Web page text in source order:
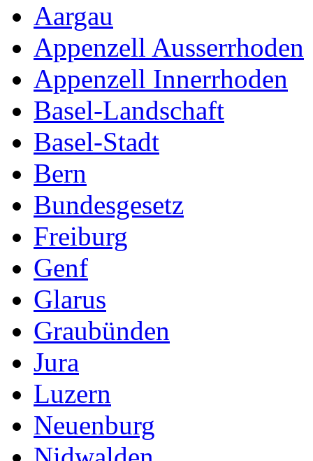
Aargau
Appenzell Ausserrhoden
Appenzell Innerrhoden
Basel-Landschaft
Basel-Stadt
Bern
Bundesgesetz
Freiburg
Genf
Glarus
Graubünden
Jura
Luzern
Neuenburg